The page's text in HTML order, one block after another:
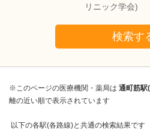
リニック学会)
検索す
※このページの医療機関・薬局は 通町筋駅
離の近い順で表示されています
以下の各駅(各路線)と共通の検索結果です